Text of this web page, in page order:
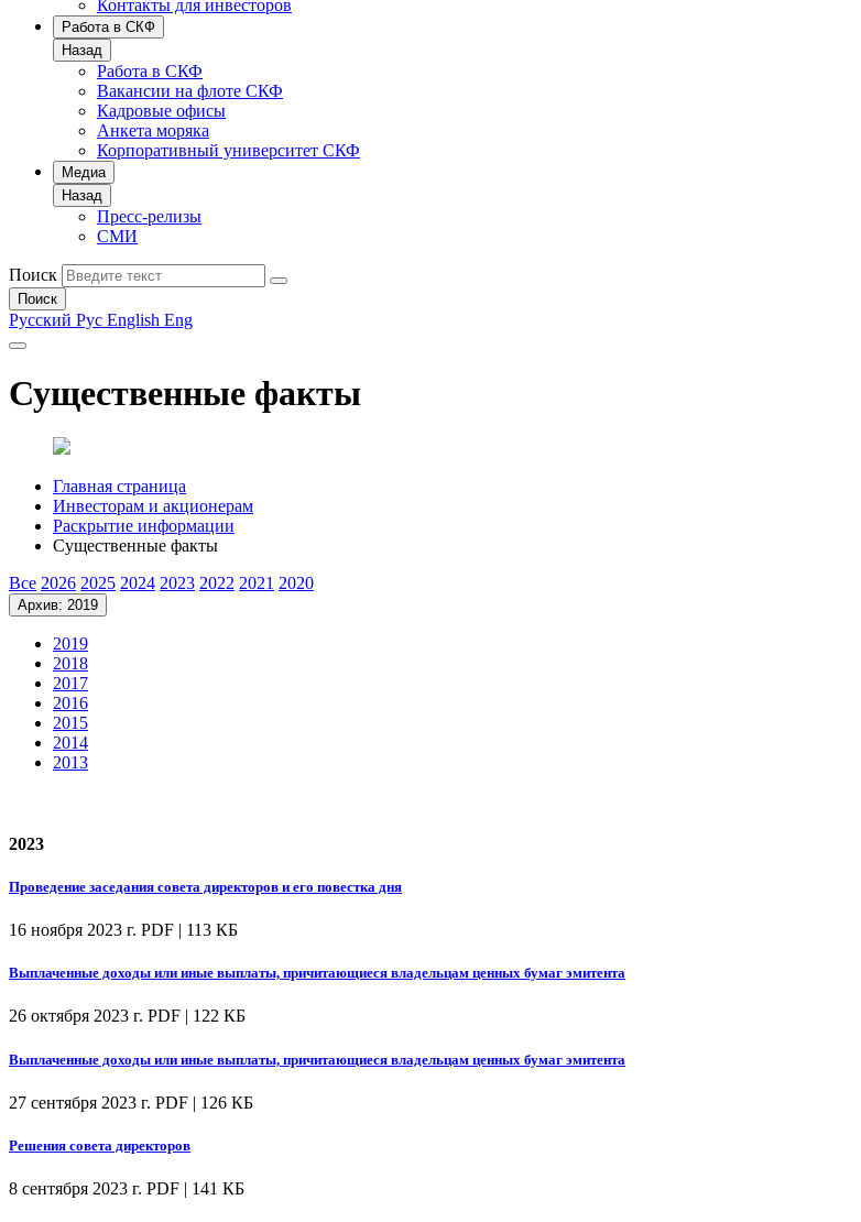
Контакты для инвесторов
Работа в СКФ
Назад
Работа в СКФ
Вакансии на флоте СКФ
Кадровые офисы
Анкета моряка
Корпоративный университет СКФ
Медиа
Назад
Пресс-релизы
СМИ
Поиск
Поиск
Русский Рус English Eng
Существенные факты
Главная страница
Инвесторам и акционерам
Раскрытие информации
Существенные факты
Все 2026 2025 2024 2023 2022 2021 2020
Архив: 2019
2019
2018
2017
2016
2015
2014
2013
2023
Проведение заседания совета директоров и его повестка дня
16 ноября 2023 г. PDF | 113 КБ
Выплаченные доходы или иные выплаты, причитающиеся владельцам ценных бумаг эмитента
26 октября 2023 г. PDF | 122 КБ
Выплаченные доходы или иные выплаты, причитающиеся владельцам ценных бумаг эмитента
27 сентября 2023 г. PDF | 126 КБ
Решения совета директоров
8 сентября 2023 г. PDF | 141 КБ